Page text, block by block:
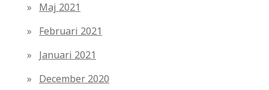
Maj 2021
Februari 2021
Januari 2021
December 2020